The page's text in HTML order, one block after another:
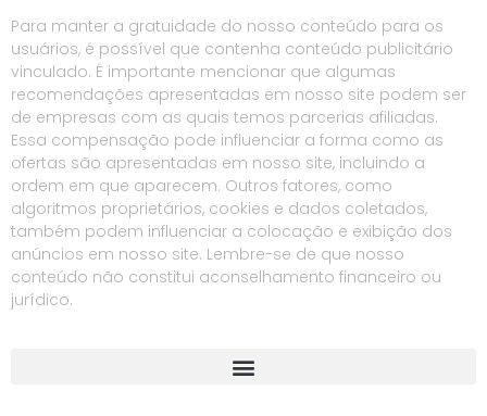
Para manter a gratuidade do nosso conteúdo para os
usuários, é possível que contenha conteúdo publicitário
vinculado. É importante mencionar que algumas
recomendações apresentadas em nosso site podem ser
de empresas com as quais temos parcerias afiliadas.
Essa compensação pode influenciar a forma como as
ofertas são apresentadas em nosso site, incluindo a
ordem em que aparecem. Outros fatores, como
algoritmos proprietários, cookies e dados coletados,
também podem influenciar a colocação e exibição dos
anúncios em nosso site. Lembre-se de que nosso
conteúdo não constitui aconselhamento financeiro ou
jurídico.